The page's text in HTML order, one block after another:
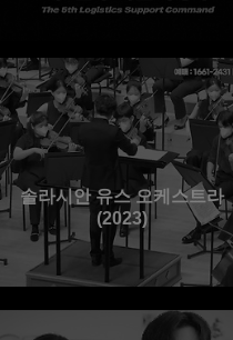
솔라시안 유스 오케스트라
(2023)